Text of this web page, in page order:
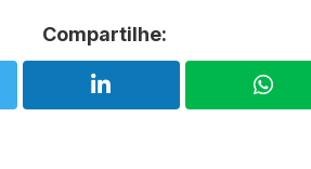
Compartilhe: